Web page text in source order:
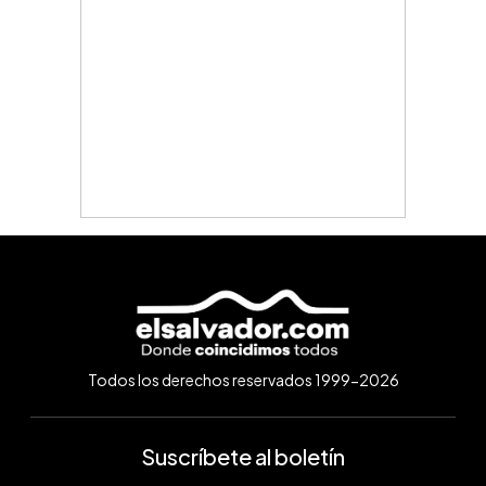
Todos los derechos reservados 1999-2026
Suscríbete al boletín